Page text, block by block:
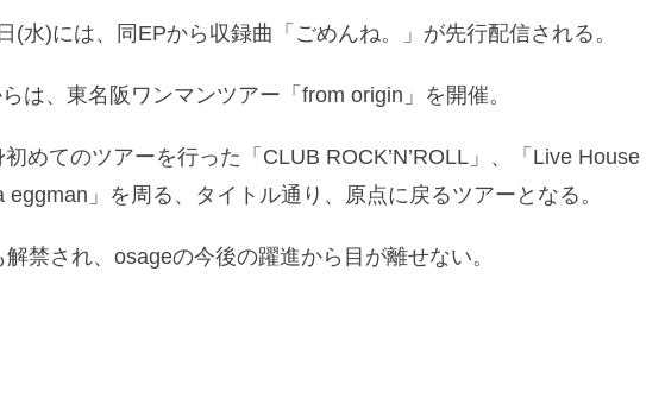
(水)には、同EPから収録曲「ごめんね。」が先行配信される。
は、東名阪ワンマンツアー「from origin」を開催。
めてのツアーを行った「CLUB ROCK’N’ROLL」、「Live House
」を周る、タイトル通り、原点に戻るツアーとなる。
禁され、osageの今後の躍進から目が離せない。